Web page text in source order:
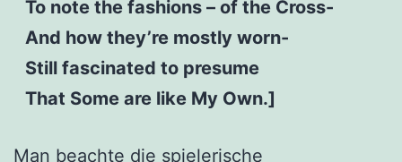
To note the fashions – of the Cross-
And how they’re mostly worn-
Still fascinated to presume
That Some are like My Own.]
Man beachte die spielerische